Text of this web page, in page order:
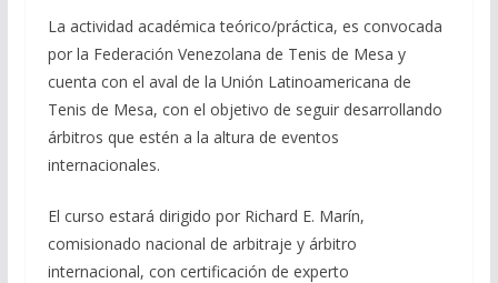
La actividad académica teórico/práctica, es convocada
por la Federación Venezolana de Tenis de Mesa y
cuenta con el aval de la Unión Latinoamericana de
Tenis de Mesa, con el objetivo de seguir desarrollando
árbitros que estén a la altura de eventos
internacionales.
El curso estará dirigido por Richard E. Marín,
comisionado nacional de arbitraje y árbitro
internacional, con certificación de experto